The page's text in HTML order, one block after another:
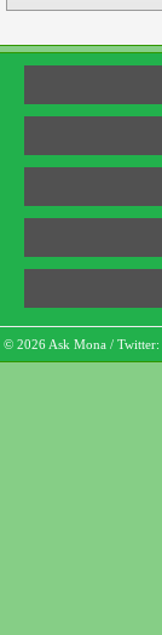
© 2026 Ask Mona / Twitter: